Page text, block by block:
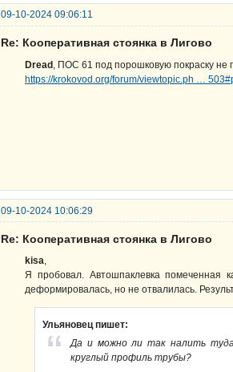
09-10-2024 09:06:11
Re: Кооперативная стоянка в Лигово
Dread , ПОС 61 под порошковую покраску
https://krokovod.org/forum/viewtopic.ph …
09-10-2024 10:06:29
Re: Кооперативная стоянка в Лигово
kisa
Я пробовал. Автошпаклевка помеченная
деформировалась, но не отвалилась.
Ульяновец пишет:
Да и можно ли так налить
круглый профиль трубы?